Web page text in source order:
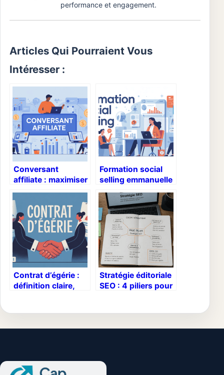
performance et engagement.
Articles Qui Pourraient Vous
Intéresser :
Conversant
affiliate : maximiser
d’affiliation avec la
plateforme
Formation social
selling emmanuelle
pour choisir et
réussir
Contrat d’égérie :
définition claire,
Stratégie éditoriale
SEO : 4 piliers pour